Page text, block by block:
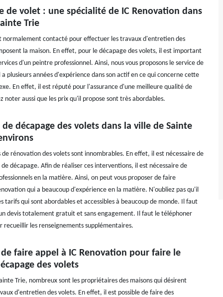
de volet : une spécialité de IC Renovation dans
Trie
normalement contacté pour effectuer les travaux d'entretien des
la maison. En effet, pour le décapage des volets, il est important
d'un peintre professionnel. Ainsi, nous vous proposons le service de
plusieurs années d'expérience dans son actif en ce qui concerne cette
En effet, il est réputé pour l'assurance d'une meilleure qualité de
noter aussi que les prix qu'il propose sont très abordables.
de décapage des volets dans la ville de Sainte
rénovation des volets sont innombrables. En effet, il est nécessaire de
décapage. Afin de réaliser ces interventions, il est nécessaire de
en la matière. Ainsi, on peut vous proposer de faire
qui a beaucoup d'expérience en la matière. N'oubliez pas qu'il
tarifs qui sont abordables et accessibles à beaucoup de monde. Il faut
devis totalement gratuit et sans engagement. Il faut le téléphoner
recueillir les renseignements supplémentaires.
de faire appel à IC Renovation pour faire le
des volets
Trie, nombreux sont les propriétaires des maisons qui désirent
d'entretien des volets. En effet, il est possible de faire des